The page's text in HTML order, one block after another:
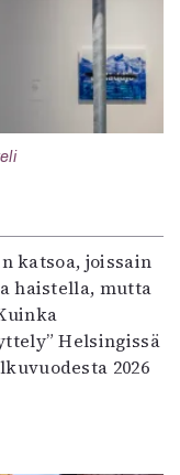
katsoa, joissain
haistella, mutta
Helsingissä
2026